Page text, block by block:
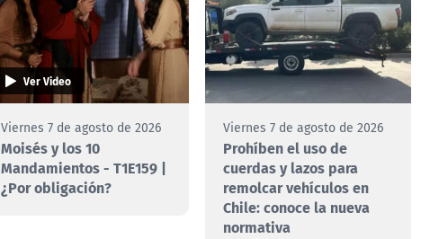
Ver Video
Viernes 7 de agosto de 2026
Moisés y los 10
Mandamientos - T1E159 |
¿Por obligación?
Viernes 7 de agosto de 2026
Prohíben el uso de
cuerdas y lazos para
remolcar vehículos en
Chile: conoce la nueva
normativa